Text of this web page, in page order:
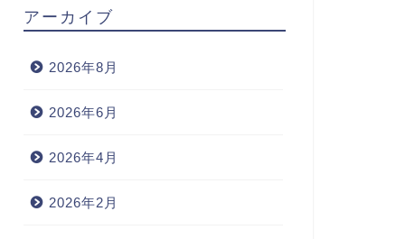
アーカイブ
2026年8月
2026年6月
2026年4月
2026年2月